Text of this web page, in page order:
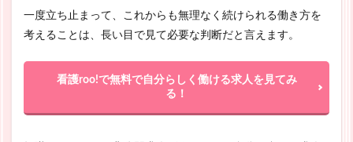
一度立ち止まって、これからも無理なく続けられる働き方を
考えることは、長い目で見て必要な判断だと言えます。
看護roo!で無料で自分らしく働ける求人を見てみ
る！